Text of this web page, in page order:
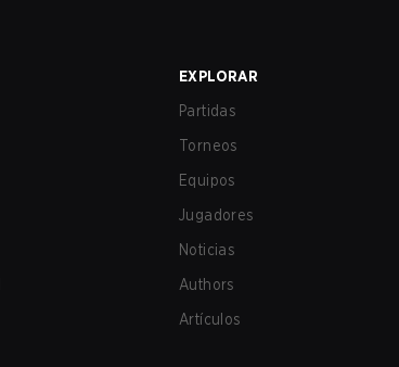
EXPLORAR
Partidas
Torneos
Equipos
Jugadores
Noticias
Authors
Artículos